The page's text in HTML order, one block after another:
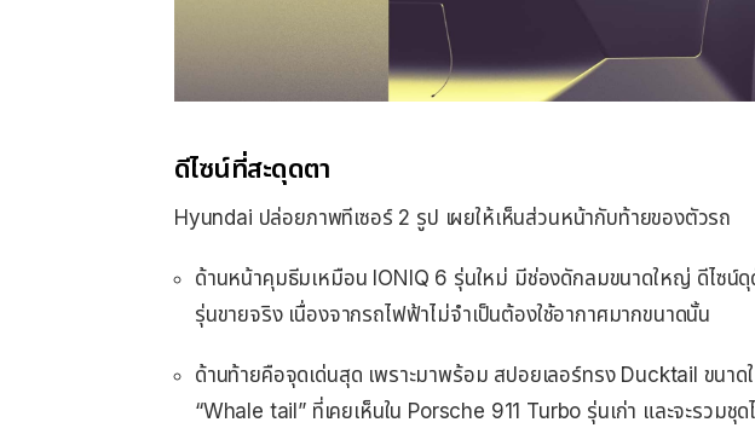
ดีไซน์ที่สะดุดตา
Hyundai ปล่อยภาพทีเซอร์ 2 รูป เผยให้เห็นส่วนหน้ากับท้ายของตัวรถ
ด้านหน้าคุมธีมเหมือน IONIQ 6 รุ่นใหม่ มีช่องดักลมขนาดใหญ่ ดีไซน์ดุ
รุ่นขายจริง เนื่องจากรถไฟฟ้าไม่จำเป็นต้องใช้อากาศมากขนาดนั้น
ด้านท้ายคือจุดเด่นสุด เพราะมาพร้อม สปอยเลอร์ทรง Ducktail ขนา
“Whale tail” ที่เคยเห็นใน Porsche 911 Turbo รุ่นเก่า และจะรวมชุด